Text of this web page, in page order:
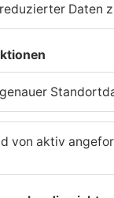
04.08.2026, 06:33